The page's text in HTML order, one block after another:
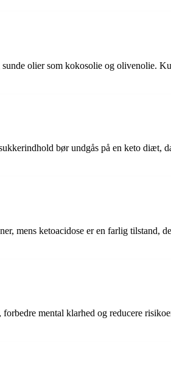
olier som kokosolie og olivenolie.
bør undgås på en keto diæt,
mens ketoacidose er en farlig tilstand,
mental klarhed og reducere